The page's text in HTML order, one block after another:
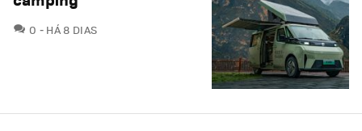
0 COMENTÁRIOS
HÁ 8 DIAS